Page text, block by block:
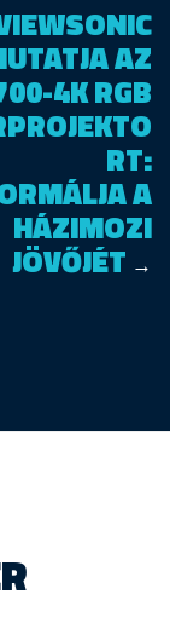
AZ
4K RGB
RT:
A
HÁZIMOZI
JÖVŐJÉT →